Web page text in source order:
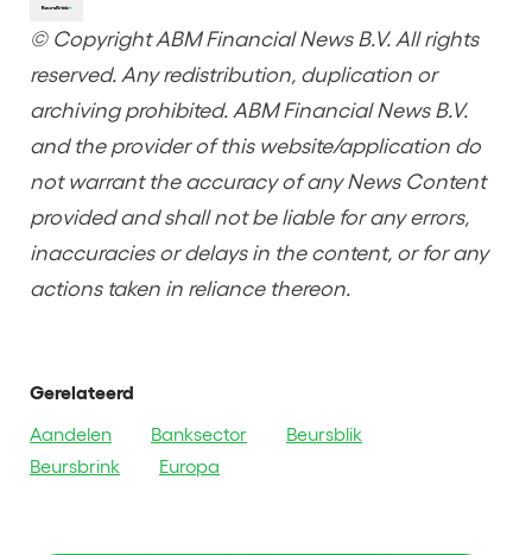
© Copyright ABM Financial News B.V. All rights
reserved. Any redistribution, duplication or
archiving prohibited. ABM Financial News B.V.
and the provider of this website/application do
not warrant the accuracy of any News Content
provided and shall not be liable for any errors,
inaccuracies or delays in the content, or for any
actions taken in reliance thereon.
Gerelateerd
Aandelen
Banksector
Beursblik
Beursbrink
Europa